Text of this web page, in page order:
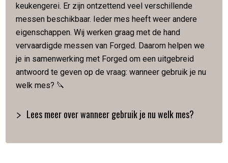
Artikelnummer: 8720039620629
keukengerei. Er zijn ontzettend veel verschillende
messen beschikbaar. Ieder mes heeft weer andere
eigenschappen. Wij werken graag met de hand
vervaardigde messen van Forged. Daarom helpen we
je in samenwerking met Forged om een uitgebreid
antwoord te geven op de vraag: wanneer gebruik je nu
welk mes? 🔪
Lees meer over wanneer gebruik je nu welk mes?